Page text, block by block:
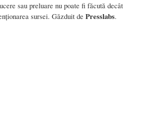
sau preluare nu poate fi făcută decât
sursei. Găzduit de Presslabs.